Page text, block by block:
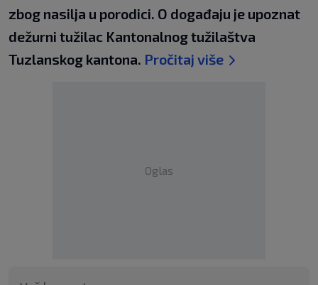
zbog nasilja u porodici. O događaju je upoznat
dežurni tužilac Kantonalnog tužilaštva
Tuzlanskog kantona. Pročitaj više
Oglas